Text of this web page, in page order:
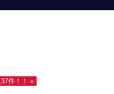
件！！ »